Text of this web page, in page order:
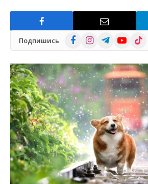
Подпишись FacebookInstagramTelegramYouTube
TikTok